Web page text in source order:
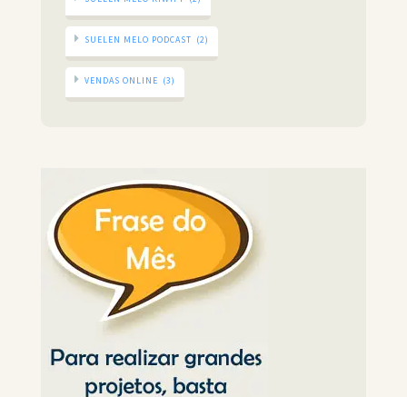
SUELEN MELO PODCAST (2)
VENDAS ONLINE (3)